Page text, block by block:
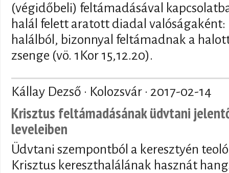
(végidőbeli) feltámadásával
halál felett aratott diadal
halálból, bizonnyal feltámadnak a
zsenge (vö. 1Kor 15,12.20).
Kállay Dezső · Kolozsvár · 2017-02-14
Krisztus feltámadásának üdvtani
leveleiben
Üdvtani szempontból a keresztyén
Krisztus kereszthalálának hasznát